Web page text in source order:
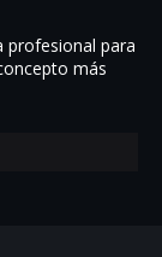
profesional para
más